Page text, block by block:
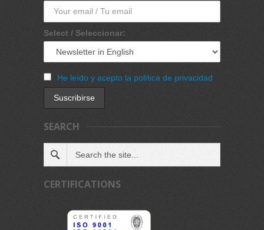
Select / Seleccionar:
He leído y acepto la política de privacidad
SEARCH
CERTIFICATIONS